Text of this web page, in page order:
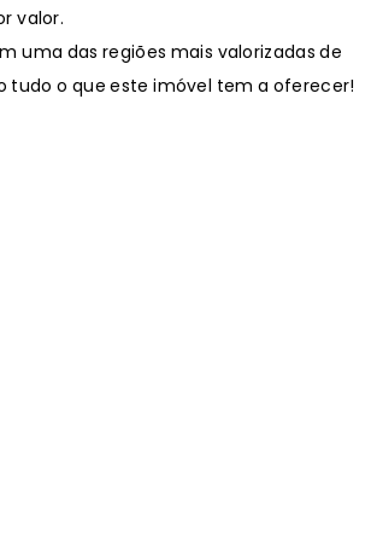
valor.
uma das regiões mais valorizadas de
tudo o que este imóvel tem a oferecer!